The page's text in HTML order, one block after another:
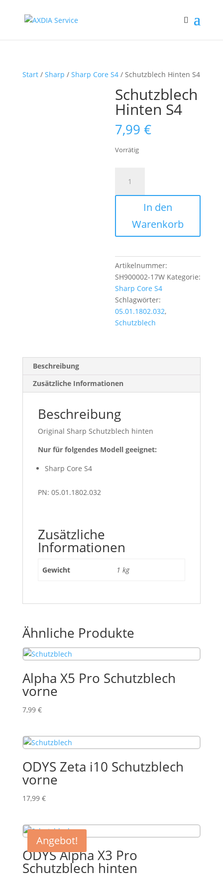
Start/ Sharp / Sharp Core S4/ Schutzblech Hinten S4
Schutzblech
Hinten S4
7,99€
Vorrätig
Hinten
S4
In den
Warenkorb
Artikelnummer:
SH900002-17W Kategorie:
Sharp Core S4
Schlagwörter:
05.01.1802.032,
Schutzblech
Beschreibung
Zusätzliche Informationen
Beschreibung
Original Sharp Schutzblech hinten
Nur für folgendes Modell geeignet:
Sharp Core S4
PN: 05.01.1802.032
Zusätzliche
Informationen
Gewicht 1 kg
Ähnliche Produkte
Alpha X5 Pro Schutzblech
vorne
7,99 €
ODYS Zeta i10 Schutzblech
vorne
17,99 €
Angebot!
ODYS Alpha X3 Pro
Schutzblech hinten